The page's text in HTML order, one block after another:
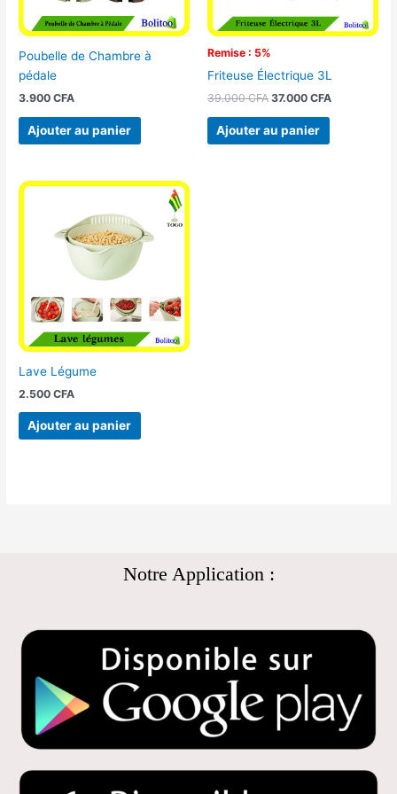
Poubelle de Chambre à
pédale
3.900CFA
Ajouter au panier
Remise : 5%
Friteuse Électrique 3L
39.000CFA 37.000 CFA
Ajouter au panier
Lave Légume
2.500CFA
Ajouter au panier
Notre Application :